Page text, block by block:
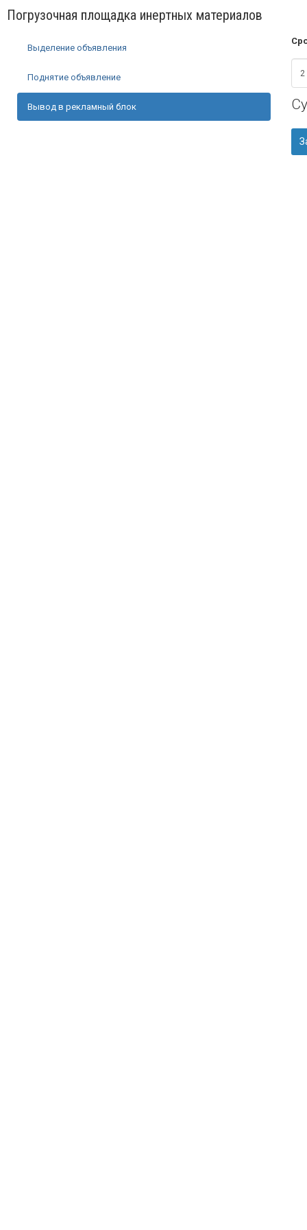
Погрузочная площадка инертных материалов
Выделение объявления
Поднятие объявление
Вывод в рекламный блок